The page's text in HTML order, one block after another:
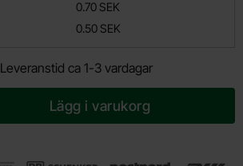
0.70 SEK
0.50 SEK
Leveranstid ca 1-3 vardagar
Lägg i varukorg